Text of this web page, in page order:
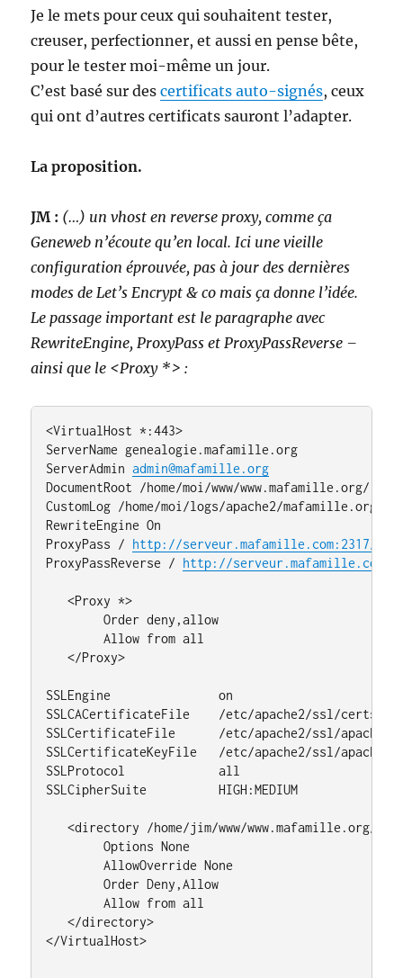
Je le mets pour ceux qui souhaitent tester,
creuser, perfectionner, et aussi en pense bête,
pour le tester moi-même un jour.
C’est basé sur descertificats auto-signés, ceux
qui ont d’autres certificats sauront l’adapter.
La proposition.
JM : (…) un vhost en reverse proxy, comme ça
Geneweb n’écoute qu’en local. Ici une vieille
configuration éprouvée, pas à jour des dernières
modes de Let’s Encrypt & co mais ça donne l’idée.
Le passage important est le paragraphe avec
RewriteEngine, ProxyPass et ProxyPassReverse –
ainsi que le <Proxy *> :
<VirtualHost *:443>
ServerName genealogie.mafamille.org
ServerAdmin admin@mafamille.org
DocumentRoot /home/moi/www/www.mafamille.org/
CustomLog /home/moi/logs/apache2/mafamille.org/
RewriteEngine On
ProxyPass / http://serveur.mafamille.com:2317/
ProxyPassReverse / http://
   <Proxy *>
        Order deny,allow
        Allow from all
   </Proxy>
SSLEngine               on
SSLCACertificateFile    /etc/apache2/ssl/
SSLCertificateFile      /etc/apache2/ssl/
SSLCertificateKeyFile   /etc/apache2/ssl/
SSLProtocol             all
SSLCipherSuite          HIGH:MEDIUM
   <directory /home/jim/www/www.mafamille.org/>
        Options None
        AllowOverride None
        Order Deny,Allow
        Allow from all
   </directory>
</VirtualHost>